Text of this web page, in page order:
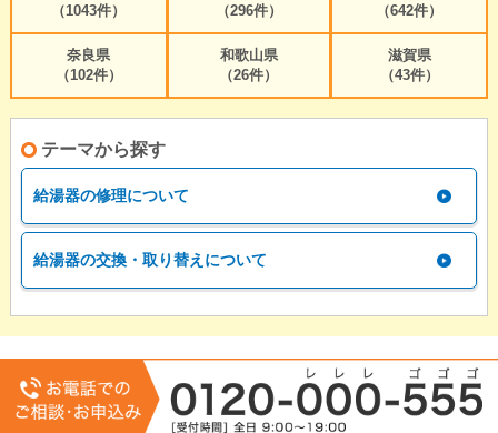
（1043件）
（296件）
（642件）
奈良県
（102件）
和歌山県
（26件）
滋賀県
（43件）
テーマから探す
給湯器の修理について
給湯器の交換・取り替えについて